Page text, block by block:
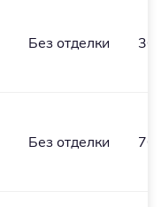
Без отделки
Без отделки